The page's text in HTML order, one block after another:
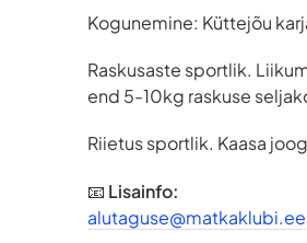
Kogunemine: Küttejõu
Raskusaste sportlik.
end 5-10kg raskuse
Riietus sportlik. Kaasa
📧 Lisainfo:
alutaguse@matkaklubi.ee